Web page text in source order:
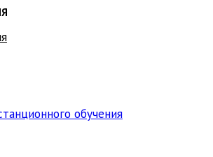
обучения